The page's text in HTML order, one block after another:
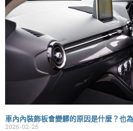
車內內裝飾板會變髒的原因是什麼？也
2026-02-25